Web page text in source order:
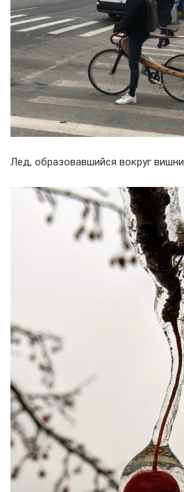
Лед, образовавшийся вокруг вишни